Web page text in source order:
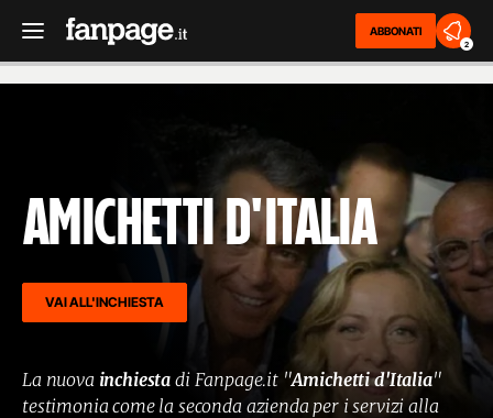
ABBONATI
2
Amichetti d'Italia
VAI ALL'INCHIESTA
La nuovainchiesta di Fanpage.it "Amichetti d'Italia"
testimonia come la seconda azienda per i servizi alla